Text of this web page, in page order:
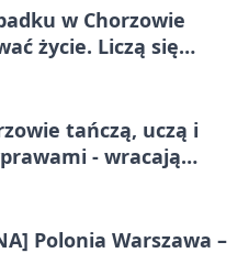
w Chorzowie
życie. Liczą się
tańczą, uczą i
- wracają
Polonia Warszawa –